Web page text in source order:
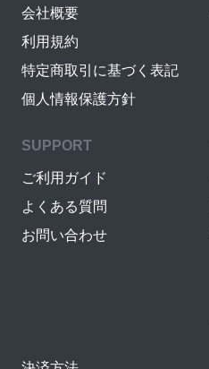
会社概要
利用規約
特定商取引に基づく表記
個人情報保護方針
SUPPORT
ご利用ガイド
よくある質問
お問い合わせ